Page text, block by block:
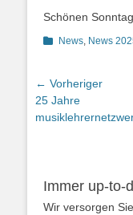
Schönen
Kategorien
News, News
← Vorheriger
Vorheriger
Beitrag:
25 Jahre
Immer up-to-
Wir versorgen